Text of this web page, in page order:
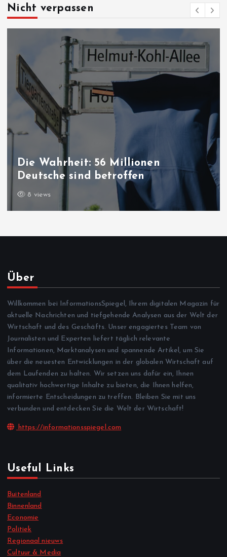
Nicht verpassen
Die Wahrheit: 56 Millionen
Deutsche sind betroffen
8 views
Über
Willkommen bei InformationsSpiegel, Ihrem digitalen Magazin für
aktuelle Nachrichten und tiefgehende Analysen aus der Welt der
Wirtschaft und des Geschäfts. Unser engagiertes Team von
Journalisten und Experten liefert täglich relevante
Informationen, Marktanalysen und spannende Artikel, um Sie
über die neuesten Entwicklungen in der globalen Wirtschaft auf
dem Laufenden zu halten. Wir setzen uns dafür ein, Ihnen
qualitativ hochwertige Inhalte zu bieten, die Ihnen helfen,
informierte Entscheidungen zu treffen. Bleiben Sie mit uns
verbunden und entdecken Sie die Welt der Wirtschaft!
https://informationsspiegel.com
Useful Links
Buitenland
Binnenland
Economie
Politiek
Regionaal nieuws
Cultuur & Media